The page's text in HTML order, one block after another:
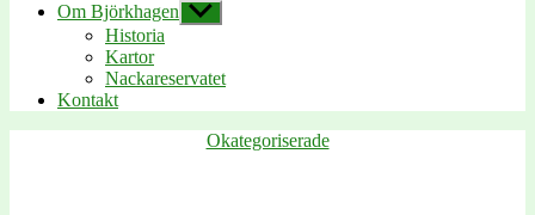
Om Björkhagen Visa
undermeny
Historia
Kartor
Nackareservatet
Kontakt
Kategorier
Okategoriserade